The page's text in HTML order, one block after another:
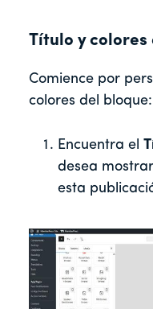
Título y colores
Comience por
colores del bloque:
Encuentra el
desea
esta